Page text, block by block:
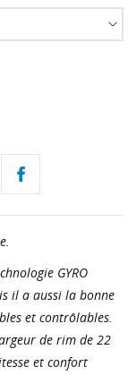
GYRO
il a aussi la bonne
et contrôlables.
de rim de 22
et confort